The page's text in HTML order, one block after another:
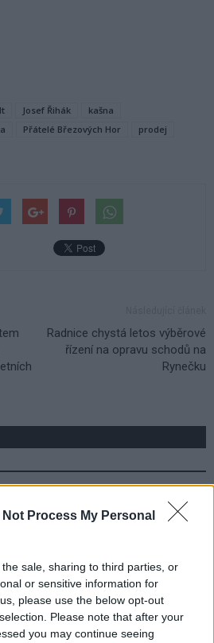
Not Process My Personal
sale, sharing to third parties, or
or sensitive information for
please use the below opt-out
Please note that after your
you may continue seeing
Josef Řihák
kašna
Přátelé Březových Hor
prodej
Radnice chystá letos výběrové
řízení na opravu schodů na
Rynečku
Příbram je místo, kam se rád
potřeboval změnit
Teď bude naším soupeřem,
otec